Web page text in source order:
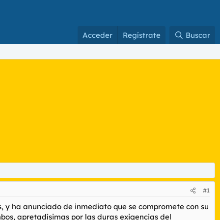
Acceder Regístrate Buscar
#1
y ha anunciado de inmediato que se compromete con su
apretadísimas por las duras exigencias del